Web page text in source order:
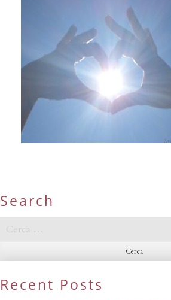
Search
Ricerca
per:
Recent Posts